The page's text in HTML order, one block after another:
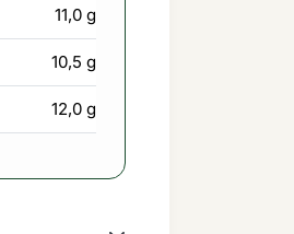
11,0 g
10,5 g
12,0 g